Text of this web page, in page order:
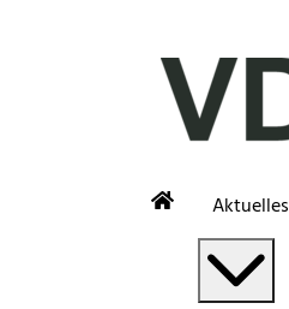
Aktuelles